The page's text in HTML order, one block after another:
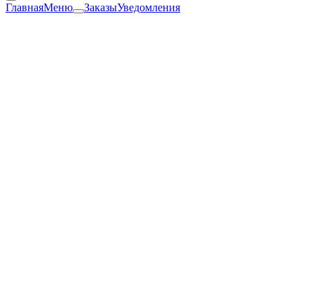
ГлавнаяМеню ЗаказыУведомления